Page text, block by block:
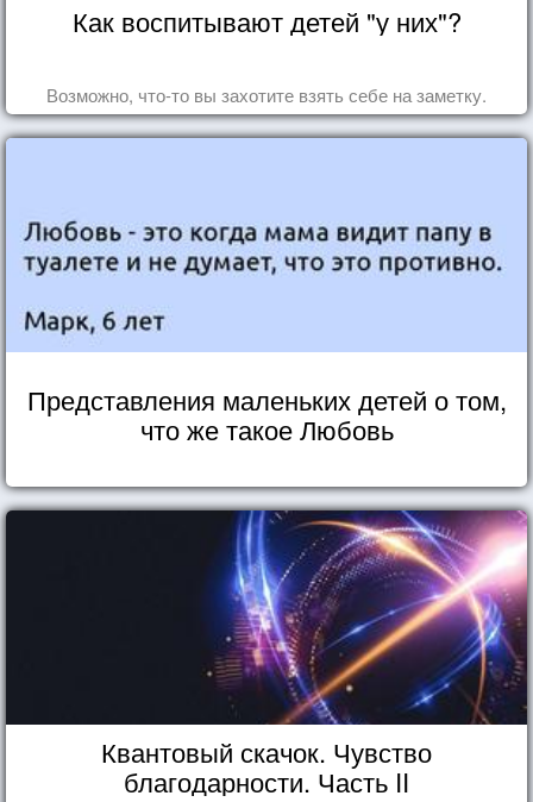
Как воспитывают детей "у них"?
Возможно, что-то вы захотите взять себе на заметку.
Представления маленьких детей о том,
что же такое Любовь
Квантовый скачок. Чувство
благодарности. Часть II